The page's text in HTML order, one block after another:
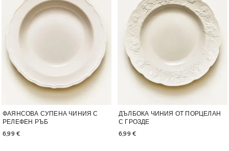
ФАЯНСОВА СУПЕНА ЧИНИЯ С
РЕЛЕФЕН РЪБ
6,99 €
ДЪЛБОКА ЧИНИЯ ОТ ПОРЦЕЛАН
С ГРОЗДЕ
6,99 €